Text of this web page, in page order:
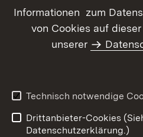
Informationen zum
von Cookies auf
unserer
Technisch notwendige
Drittanbieter-Cookies
Datenschutzerklärung.)